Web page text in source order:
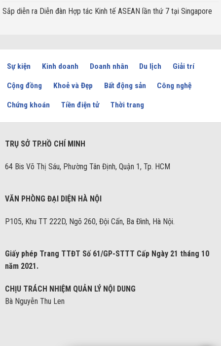
Sắp diễn ra Diễn đàn Hợp tác Kinh tế ASEAN lần thứ 7 tại Singapore
Sự kiện Kinh doanh Doanh nhân Du lịch Giải trí
Cộng đồng Khoẻ và Đẹp Bất động sản Công nghệ
Chứng khoán Tiền điện tử Thời trang
TRỤ SỞ TP.HỒ CHÍ MINH
64 Bis Võ Thị Sáu, Phường Tân Định, Quận 1, Tp. HCM
VĂN PHÒNG ĐẠI DIỆN HÀ NỘI
P105, Khu TT 222D, Ngõ 260, Đội Cấn, Ba Đình, Hà Nội.
Giấy phép Trang TTĐT Số 61/GP-STTT Cấp Ngày 21 tháng 10
năm 2021.
CHỊU TRÁCH NHIỆM QUẢN LÝ NỘI DUNG
Bà Nguyễn Thu Len